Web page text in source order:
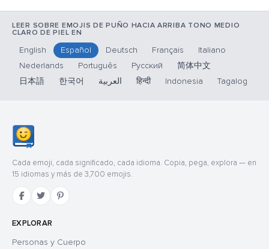
LEER SOBRE EMOJIS DE PUÑO HACIA ARRIBA TONO MEDIO
CLARO DE PIEL EN
English Español Deutsch Français
Italiano
Nederlands
Português Русский
简体中文
日本語
한국어 العربية हिन्दी Indonesia Tagalog
Cada emoji, cada significado, cada idioma. Copia, pega, explora — en
15 idiomas y más de 3,700 emojis.
EXPLORAR
Personas y Cuerpo